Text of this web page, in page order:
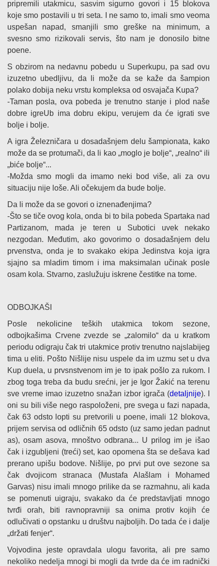
pripremili utakmicu, sasvim sigurno govori i 15 blokova
koje smo postavili u tri seta. I ne samo to, imali smo veoma
uspešan napad, smanjili smo greške na minimum, a
svesno smo rizikovali servis, što nam je donosilo bitne
poene.
S obzirom na nedavnu pobedu u Superkupu, pa sad ovu
izuzetno ubedljivu, da li može da se kaže da šampion
polako dobija neku vrstu kompleksa od osvajača Kupa?
-Taman posla, ova pobeda je trenutno stanje i plod naše
dobre igreUb ima dobru ekipu, verujem da će igrati sve
bolje i bolje.
A igra Železničara u dosadašnjem delu šampionata, kako
može da se protumači, da li kao „moglo je bolje“, „realno“ ili
„biće bolje“...
-Možda smo mogli da imamo neki bod više, ali za ovu
situaciju nije loše. Ali očekujem da bude bolje.
Da li može da se govori o iznenađenjima?
-Što se tiče ovog kola, onda bi to bila pobeda Spartaka nad
Partizanom, mada je teren u Subotici uvek nekako
nezgodan. Međutim, ako govorimo o dosadašnjem delu
prvenstva, onda je to svakako ekipa Jedinstva koja igra
sjajno sa mladim timom i ima maksimalan učinak posle
osam kola. Stvarno, zaslužuju iskrene čestitke na tome.
ODBOJKAŠI
Posle nekolicine teških utakmica tokom sezone,
odbojkašima Crvene zvezde se „zalomilo“ da u kratkom
periodu odigraju čak tri utakmice protiv trenutno najslabijeg
tima u eliti. Pošto Nišlije nisu uspele da im uzmu set u dva
Kup duela, u prvsnstvenom im je to ipak pošlo za rukom. I
zbog toga treba da budu srećni, jer je Igor Žakić na terenu
sve vreme imao izuzetno snažan izbor igrača (detaljnije). I
oni su bili više nego raspoloženi, pre svega u fazi napada,
čak 63 odsto lopti su pretvorili u poene, imali 12 blokova,
prijem servisa od odličnih 65 odsto (uz samo jedan padnut
as), osam asova, mnoštvo odbrana... U prilog im je išao
čak i izgubljeni (treći) set, kao opomena šta se dešava kad
prerano upišu bodove. Nišlije, po prvi put ove sezone sa
čak dvojicom stranaca (Mustafa Alašlam i Mohamed
Garvas) nisu imali mnogo prilike da se razmahnu, ali kada
se pomenuti uigraju, svakako da će predstavljati mnogo
tvrđi orah, biti ravnopravniji sa onima protiv kojih će
odlučivati o opstanku u društvu najboljih. Do tada će i dalje
„držati fenjer“.
Vojvodina jeste opravdala ulogu favorita, ali pre samo
nekoliko nedelja mnogi bi mogli da tvrde da će im radnički